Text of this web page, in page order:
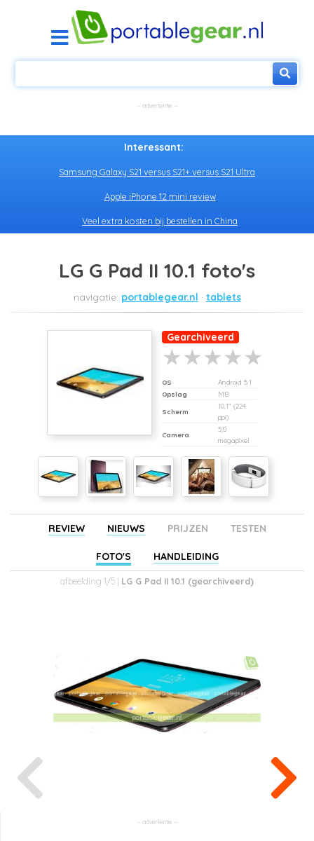
Interessant:
Samsung Galaxy S21 versus S21+ versus S21 Ultra
Apple iPhone 12 mini review
Veel extra kosten bij bestellen in China
LG G Pad II 10.1 foto's
portablegear.nl tablets
Gearchiveerd
OS
Android 5.1
Opslag
MB
Scherm
10,1" (224
ppi)
Camera
5,0
megapixel
REVIEW NIEUWS PRIJZEN TESTEN
FOTO'S HANDLEIDING
afbeelding 1/5 | LG G Pad II 10.1 (gearchiveerd)